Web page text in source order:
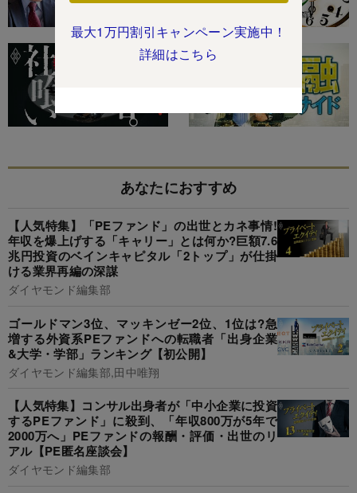
最大1万円割引キャンペーン実施中！
詳細はこちら
あなたにおすすめ
【人気特集】「PEファンド」の出世とカネ事情!
年収を爆上げする「キャリー」とは何か?巨額7.6
兆円投資のベインキャピタル「2トップ」が仕掛
ける業界再編の深謀
ダイヤモンド編集部
ゴールドマン3位、マッキンゼー2位、1位は?急
増する外資系PEファンドへの転職者「出身企業
&大学・学部」ランキング【初公開】
ダイヤモンド編集部,田中唯翔
【人気特集】コンサル出身者が「中小企業に投資
するPEファンド」に殺到、「年収800万が5年で
2000万へ」PEファンドの報酬・評価・出世のリ
アル【PE匿名座談会】
ダイヤモンド編集部